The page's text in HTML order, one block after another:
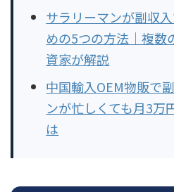
サラリーマンが副収
めの5つの方法｜複数
資家が解説
中国輸入OEM物販で
ンが忙しくても月3万
は